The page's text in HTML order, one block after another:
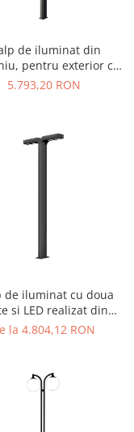
de iluminat din
pentru exterior cu
si bec LED - A4005
5.793,20 RON
de iluminat cu doua
si LED realizat din
aluminiu A4003
la 4.804,12 RON